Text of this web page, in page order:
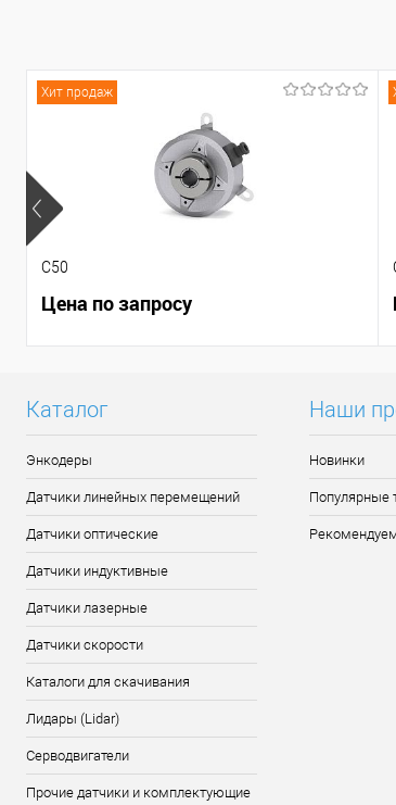
Хит продаж
C50
Цена по запросу
Каталог
Энкодеры
Датчики линейных перемещений
Датчики оптические
Датчики индуктивные
Датчики лазерные
Датчики скорости
Каталоги для скачивания
Лидары (Lidar)
Серводвигатели
Прочие датчики и комплектующие
Наши
Новинки
Популярные